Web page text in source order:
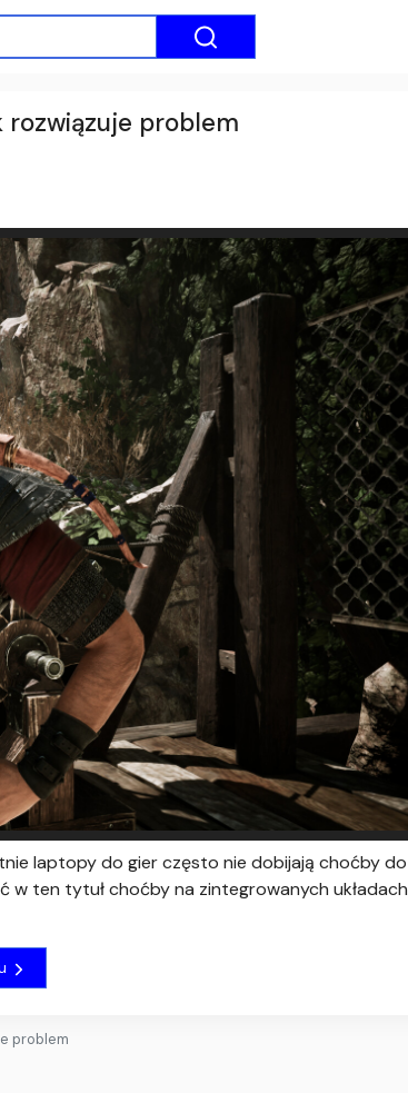
rozwiązuje problem
laptopy do gier często nie dobijają choćby do
w ten tytuł choćby na zintegrowanych układach
problem